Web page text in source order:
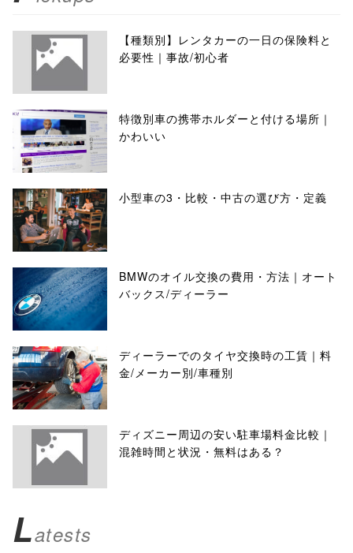
【種類別】レンタカーの一日の保険料と
必要性｜事故/初心者
特徴別車の携帯ホルダーと付ける場所｜
かわいい
小型車の3・比較・中古の選び方・定義
BMWのオイル交換の費用・方法｜オート
バックス/ディーラー
ディーラーでのタイヤ交換時の工賃｜料
金/メーカー別/車種別
ディズニー周辺の安い駐車場料金比較｜
混雑時間と状況・無料はある？
Latests